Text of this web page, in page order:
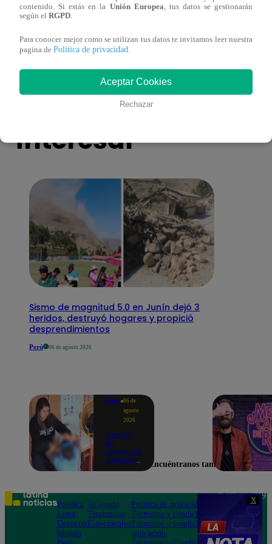
X
más unidas que nunca?
También te puede
interesar
Sismo de magnitud 5.0 en Junín dejó 3
heridos, destruyó hogares y propició
desprendimientos
Perú 06 de agosto 2026
Lima 06 de
agosto
2026
Captan
en
cámara la
agresión
niño con
autismo:
madre
denuncia
maltratos
contínuos
contenido. Si estás en la Unión Europea, tus datos se gestionarán
según el RGPD.
Para conocer mejor como se utilizan tus datos te invitamos leer nuestra
pagina de Política de privacidad.
Aceptar Cookies
Rechazar
Encuéntranos también en
Política
Lima
Deportes
Mundo
Te ayudo
Tendencias
Espectáculos
Política de privacidad
Términos y condiciones
Términos y condiciones
aplicación
Teléfono: 219
Av. San
Felipe 968
Jesús María